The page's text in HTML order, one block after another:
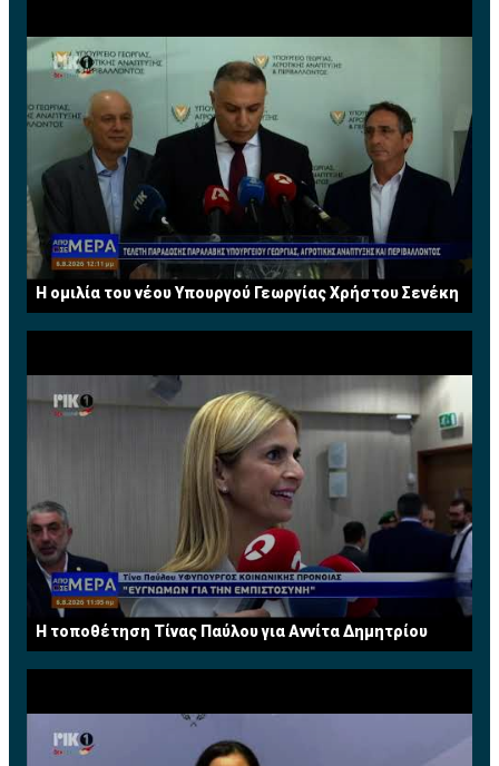
Η ομιλία του νέου Υπουργού Γεωργίας Χρήστου Σενέκη
H τοποθέτηση Τίνας Παύλου για Αννίτα Δημητρίου